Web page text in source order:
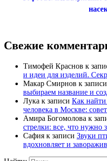
Свежие
Тимофей Краснов к
и идеи для изделий.
Макар Смирнов к записи
выбираем название и
Лука к записи Как
человека в Москве:
Амира Богомолова к
стрелки: все, что нужно
Сафия к записи Звуки
вдохновляет и